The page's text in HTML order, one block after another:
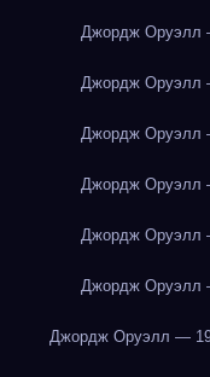
Джордж Оруэлл
Джордж Оруэлл
Джордж Оруэлл
Джордж Оруэлл
Джордж Оруэлл
Джордж Оруэлл
Джордж Оруэлл —